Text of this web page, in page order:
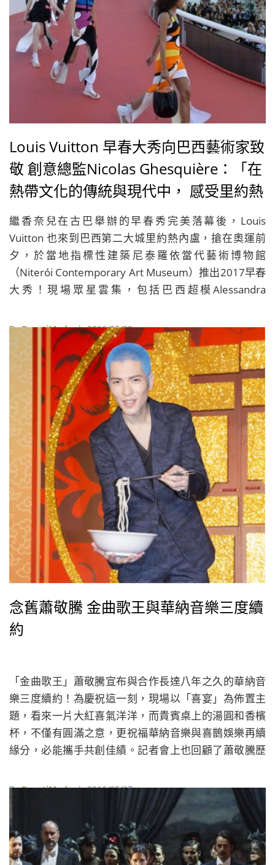
Louis Vuitton 早春大秀向巴西藝術家致
敬 創意總監Nicolas Ghesquière：「在
熱帶文化的傳統與現代中， 感受里約熱
內盧的無限活力。」
繼香奈兒在古巴舉辦的早春秀完美落幕後，Louis
Vuitton 也來到巴西第二大城里約熱內盧，搶在奧運前
夕，於當地指標性建築尼泰羅依當代藝術博物館
（Niterói Contemporary Art Museum）推出2017早春
大秀！現場眾星雲集，包括巴西超模Alessandra
田英壽、超模劉雯、威爾史密斯之子Jaden Smith、日本
名模岡本多緒等人都到場共襄盛舉，而台灣女星楊丞琳
也以俐落造型登場。
ByBeautiMode| 2016/05/30
念舊蕭敬騰 金曲歌王與華納音樂三度續
約
「金曲歌王」蕭敬騰宣布與合作長達八年之久的華納音
樂三度續約！為慶祝這一刻，現場以「喜宴」為佈置主
題，看來一片大紅喜氣洋洋，而貴賓桌上的湯圓和香檳
杯，不僅有圓滿之意，更祝福華納音樂與喜鵲娛樂再續
緣分，必能攜手共創佳績。記者會上也回顧了蕭敬騰歷
位，紀念往日成就的同時，也期待一段新旅程的展開。
ByBeautiMode| 2016/05/27